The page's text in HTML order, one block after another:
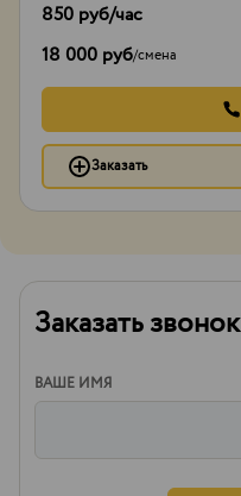
850 руб/час
18 000 руб/смена
Заказать
Заказать звонок
ВАШЕ ИМЯ